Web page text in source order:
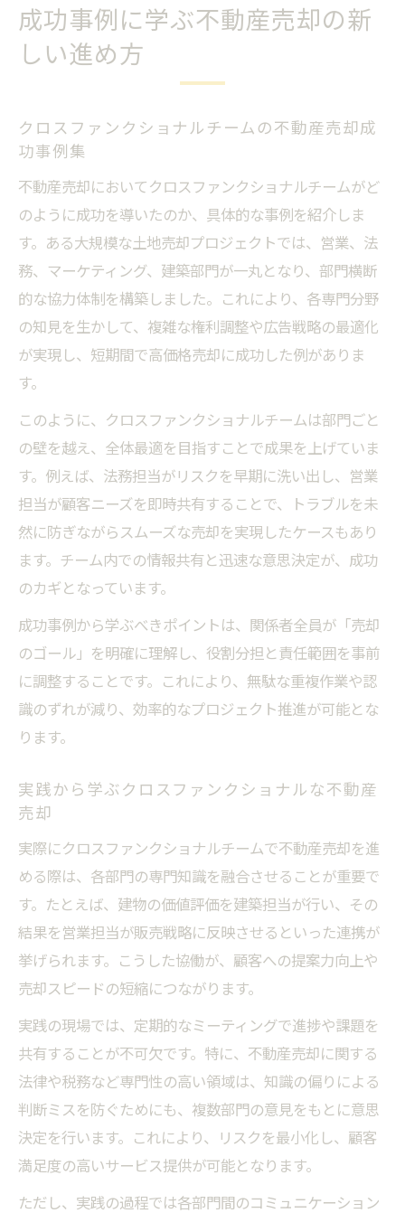
成功事例に学ぶ不動産売却の新
しい進め方
クロスファンクショナルチームの不動産売却成
功事例集
不動産売却においてクロスファンクショナルチームがど
のように成功を導いたのか、具体的な事例を紹介しま
す。ある大規模な土地売却プロジェクトでは、営業、法
務、マーケティング、建築部門が一丸となり、部門横断
的な協力体制を構築しました。これにより、各専門分野
の知見を生かして、複雑な権利調整や広告戦略の最適化
が実現し、短期間で高価格売却に成功した例がありま
す。
このように、クロスファンクショナルチームは部門ごと
の壁を越え、全体最適を目指すことで成果を上げていま
す。例えば、法務担当がリスクを早期に洗い出し、営業
担当が顧客ニーズを即時共有することで、トラブルを未
然に防ぎながらスムーズな売却を実現したケースもあり
ます。チーム内での情報共有と迅速な意思決定が、成功
のカギとなっています。
成功事例から学ぶべきポイントは、関係者全員が「売却
のゴール」を明確に理解し、役割分担と責任範囲を事前
に調整することです。これにより、無駄な重複作業や認
識のずれが減り、効率的なプロジェクト推進が可能とな
ります。
実践から学ぶクロスファンクショナルな不動産
売却
実際にクロスファンクショナルチームで不動産売却を進
める際は、各部門の専門知識を融合させることが重要で
す。たとえば、建物の価値評価を建築担当が行い、その
結果を営業担当が販売戦略に反映させるといった連携が
挙げられます。こうした協働が、顧客への提案力向上や
売却スピードの短縮につながります。
実践の現場では、定期的なミーティングで進捗や課題を
共有することが不可欠です。特に、不動産売却に関する
法律や税務など専門性の高い領域は、知識の偏りによる
判断ミスを防ぐためにも、複数部門の意見をもとに意思
決定を行います。これにより、リスクを最小化し、顧客
満足度の高いサービス提供が可能となります。
ただし、実践の過程では各部門間のコミュニケーション